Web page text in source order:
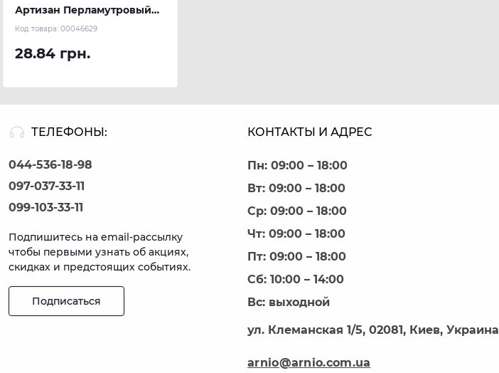
Артизан Перламутровый
23х0,8 (150 м.п.) REHAU
Код товара: 00046629
28.84 грн.
ТЕЛЕФОНЫ:
044-536-18-98
097-037-33-11
099-103-33-11
Подпишитесь на email-рассылку
чтобы первыми узнать об акциях,
скидках и предстоящих событиях.
Подписаться
КОНТАКТЫ И АДРЕС
Пн: 09:00 – 18:00
Вт: 09:00 – 18:00
Ср: 09:00 – 18:00
Чт: 09:00 – 18:00
Пт: 09:00 – 18:00
Сб: 10:00 – 14:00
Вс: выходной
ул. Клеманская 1/5, 02081, Киев, Украина
arnio@arnio.com.ua